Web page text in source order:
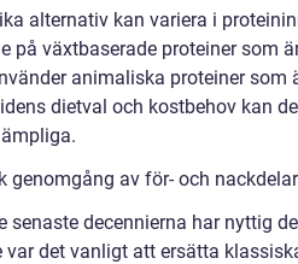
alternativ kan variera i
på växtbaserade proteiner som
animaliska proteiner som
dietval och kostbehov kan
genomgång av för- och
senaste decennierna har nyttig
var det vanligt att ersätta